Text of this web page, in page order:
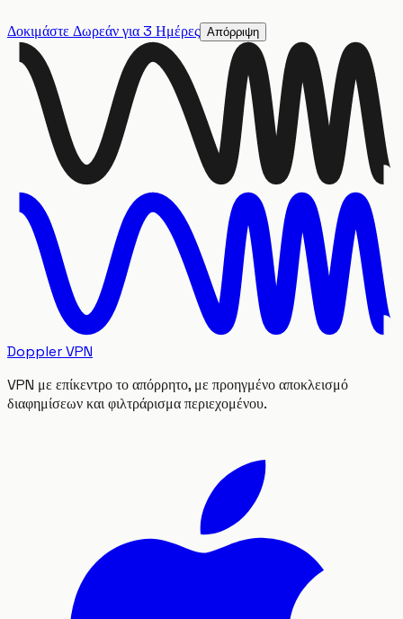
Δοκιμάστε Δωρεάν για 3 Ημέρες Απόρριψη
Doppler VPN
VPN με επίκεντρο το απόρρητο, με προηγμένο αποκλεισμό
διαφημίσεων και φιλτράρισμα περιεχομένου.